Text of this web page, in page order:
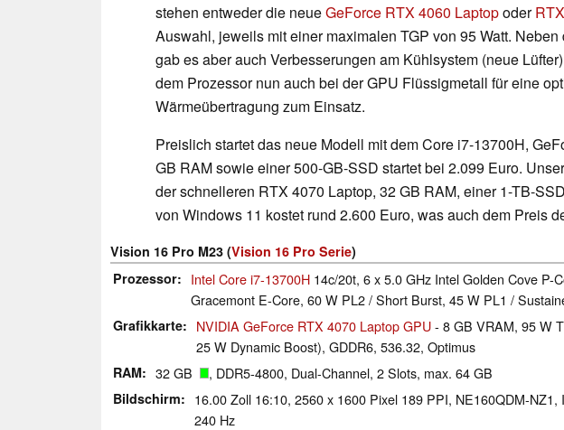
stehen entweder die neueGeForce RTX 4060 Laptopoder
Auswahl, jeweils mit einer maximalen TGP von 95 Watt.
gab es aber auch Verbesserungen am Kühlsystem (neue
dem Prozessor nun auch bei der GPU Flüssigmetall für eine
Wärmeübertragung zum Einsatz.
Preislich startet das neue Modell mit dem Core i7-13700H,
GB RAM sowie einer 500-GB-SSD startet bei 2.099 Euro.
der schnelleren RTX 4070 Laptop, 32 GB RAM, einer 1-TB-
von Windows 11 kostet rund 2.600 Euro, was auch dem Preis
Vision 16 Pro M23 (Vision 16 Pro Serie)
Prozessor
Intel Core i7-13700H 14c/20t, 6 x 5.0 GHz Intel Golden Cove P-
Gracemont E-Core, 60 W PL2 / Short Burst, 45 W PL1 /
Grafikkarte NVIDIA GeForce RTX 4070 Laptop GPU- 8 GB VRAM, 95 W
25 W Dynamic Boost), GDDR6, 536.32, Optimus
RAM 32 GB , DDR5-4800, Dual-Channel, 2 Slots, max. 64 GB
Bildschirm
16.00 Zoll 16:10, 2560 x 1600 Pixel 189 PPI, NE160QDM-NZ1,
240 Hz